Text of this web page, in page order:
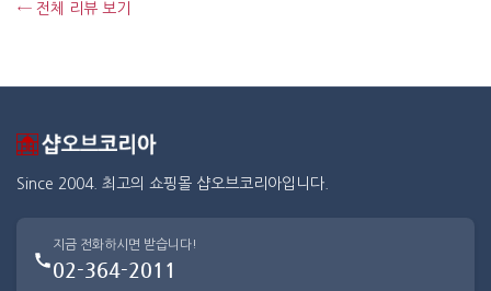
← 전체 리뷰 보기
Since 2004. 최고의 쇼핑몰 샵오브코리아입니다.
지금 전화하시면 받습니다!
02-364-2011